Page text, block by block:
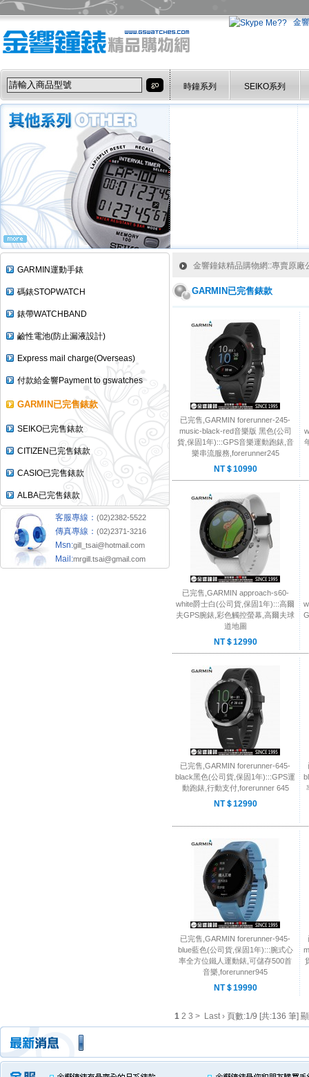
金
時鐘系列 SEIKO系列
GARMIN運動手錶
碼錶STOPWATCH
錶帶WATCHBAND
鹼性電池(防止漏液設計)
Express mail charge(Overseas)
付款給金響Payment to gswatches
GARMIN已完售錶款
SEIKO已完售錶款
CITIZEN已完售錶款
CASIO已完售錶款
ALBA已完售錶款
客服專線： (02)2382-5522
傳真專線： (02)2371-3216
Msn:gill_tsai@hotmail.com
Mail:mrgill.tsai@gmail.com
金響鐘錶精品購物網::專賣原廠
GARMIN已完售錶款
已完售,GARMIN forerunner-245-
music-black-red音樂版 黑色(公司
貨,保固1年):::GPS音樂運動跑錶,音
樂串流服務,forerunner245
NT＄10990
已完售,GARMIN approach-s60-
white爵士白(公司貨,保固1年):::高爾
夫GPS腕錶,彩色觸控螢幕,高爾夫球
道地圖
NT＄12990
已完售,GARMIN forerunner-645-
black黑色(公司貨,保固1年):::GPS運
動跑錶,行動支付,forerunner 645
NT＄12990
已完售,GARMIN forerunner-945-
blue藍色(公司貨,保固1年):::腕式心
率全方位鐵人運動錶,可儲存500首
音樂,forerunner945
NT＄19990
1 2 3 > Last › 頁數:1/9 [共:136 筆]